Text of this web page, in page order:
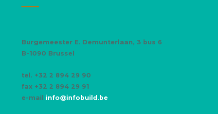
Burgemeester E. Demunterlaan, 3 bus 6
B-1090 Brussel
tel. +32 2 894 29 90
fax +32 2 894 29 91
e-mail info@infobuild.be